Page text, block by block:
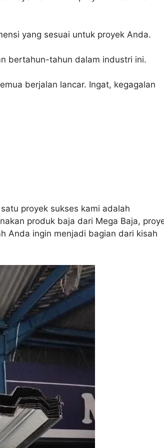
yang sesuai untuk proyek Anda.
bertahun-tahun dalam industri ini.
berjalan lancar. Ingat, kegagalan
proyek sukses kami adalah
produk baja dari Mega Baja,
Anda ingin menjadi bagian dari kisah